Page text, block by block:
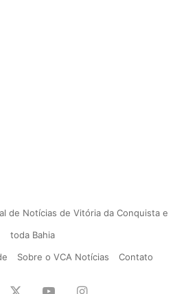
de Notícias de Vitória da Conquista e
toda Bahia
Sobre o VCA Notícias Contato
YouTubeInstagram